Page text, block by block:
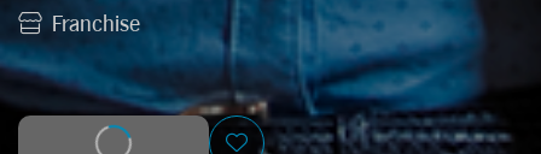
Franchise
Solliciteer